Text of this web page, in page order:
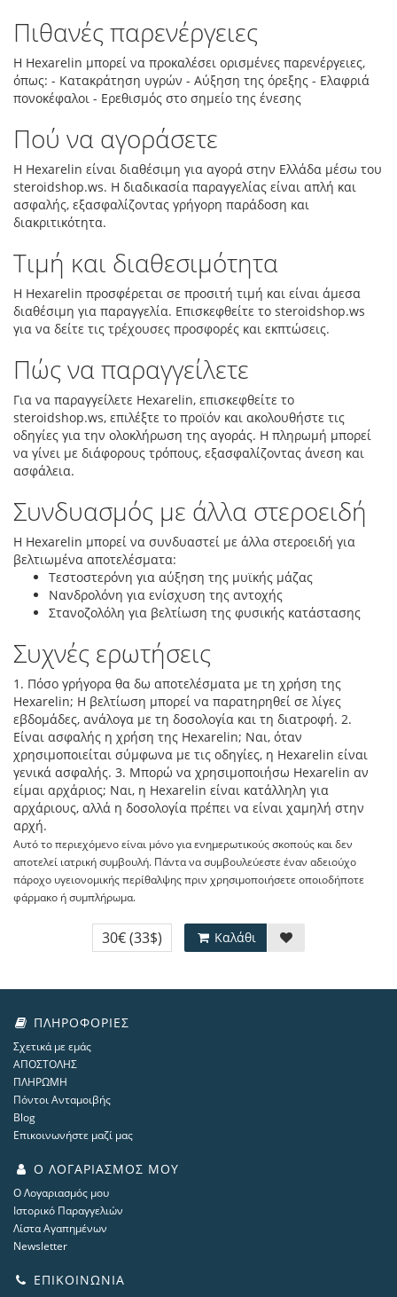
Πιθανές παρενέργειες
Η Hexarelin μπορεί να προκαλέσει ορισμένες παρενέργειες,
όπως: - Κατακράτηση υγρών - Αύξηση της όρεξης - Ελαφριά
πονοκέφαλοι - Ερεθισμός στο σημείο της ένεσης
Πού να αγοράσετε
Η Hexarelin είναι διαθέσιμη για αγορά στην Ελλάδα μέσω του
steroidshop.ws. Η διαδικασία παραγγελίας είναι απλή και
ασφαλής, εξασφαλίζοντας γρήγορη παράδοση και
διακριτικότητα.
Τιμή και διαθεσιμότητα
Η Hexarelin προσφέρεται σε προσιτή τιμή και είναι άμεσα
διαθέσιμη για παραγγελία. Επισκεφθείτε το steroidshop.ws
για να δείτε τις τρέχουσες προσφορές και εκπτώσεις.
Πώς να παραγγείλετε
Για να παραγγείλετε Hexarelin, επισκεφθείτε το
steroidshop.ws, επιλέξτε το προϊόν και ακολουθήστε τις
οδηγίες για την ολοκλήρωση της αγοράς. Η πληρωμή μπορεί
να γίνει με διάφορους τρόπους, εξασφαλίζοντας άνεση και
ασφάλεια.
Συνδυασμός με άλλα στεροειδή
Η Hexarelin μπορεί να συνδυαστεί με άλλα στεροειδή για
βελτιωμένα αποτελέσματα:
Τεστοστερόνη για αύξηση της μυϊκής μάζας
Νανδρολόνη για ενίσχυση της αντοχής
Στανοζολόλη για βελτίωση της φυσικής κατάστασης
Συχνές ερωτήσεις
1. Πόσο γρήγορα θα δω αποτελέσματα με τη χρήση της
Hexarelin; Η βελτίωση μπορεί να παρατηρηθεί σε λίγες
εβδομάδες, ανάλογα με τη δοσολογία και τη διατροφή. 2.
Είναι ασφαλής η χρήση της Hexarelin; Ναι, όταν
χρησιμοποιείται σύμφωνα με τις οδηγίες, η Hexarelin είναι
γενικά ασφαλής. 3. Μπορώ να χρησιμοποιήσω Hexarelin αν
είμαι αρχάριος; Ναι, η Hexarelin είναι κατάλληλη για
αρχάριους, αλλά η δοσολογία πρέπει να είναι χαμηλή στην
αρχή.
Αυτό το περιεχόμενο είναι μόνο για ενημερωτικούς σκοπούς και δεν
αποτελεί ιατρική συμβουλή. Πάντα να συμβουλεύεστε έναν αδειούχο
πάροχο υγειονομικής περίθαλψης πριν χρησιμοποιήσετε οποιοδήποτε
φάρμακο ή συμπλήρωμα.
30€(33$) Καλάθι
ΠΛΗΡΟΦΟΡΊΕΣ
Σχετικά με εμάς
ΑΠΟΣΤΟΛΗΣ
ΠΛΗΡΩΜΗ
Πόντοι Ανταμοιβής
Blog
Επικοινωνήστε μαζί μας
Ο ΛΟΓΑΡΙΑΣΜΌΣ ΜΟΥ
Ο Λογαριασμός μου
Ιστορικό Παραγγελιών
Λίστα Αγαπημένων
Newsletter
ΕΠΙΚΟΙΝΩΝΊΑ